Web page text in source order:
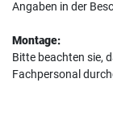
Angaben in der
Montage:
Bitte beachten sie,
Fachpersonal